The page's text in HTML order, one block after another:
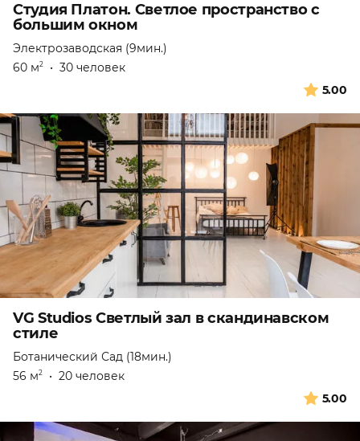
Студия Платон. Светлое пространство с
большим окном
Электрозаводская (9мин.)
60 м2 • 30 человек
5.00
VG Studios Светлый зал в скандинавском
стиле
Ботанический Сад (18мин.)
56 м2 • 20 человек
5.00